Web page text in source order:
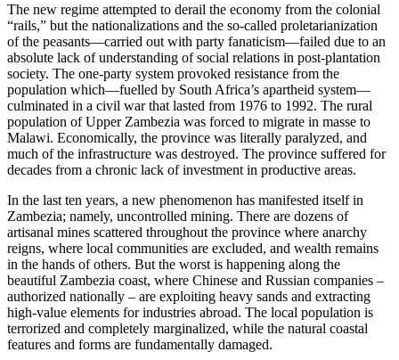
The new regime attempted to derail the economy from the colonial
“rails,” but the nationalizations and the so-called proletarianization
of the peasants—carried out with party fanaticism—failed due to an
absolute lack of understanding of social relations in post-plantation
society. The one-party system provoked resistance from the
population which—fuelled by South Africa’s apartheid system—
culminated in a civil war that lasted from 1976 to 1992. The rural
population of Upper Zambezia was forced to migrate in masse to
Malawi. Economically, the province was literally paralyzed, and
much of the infrastructure was destroyed. The province suffered for
decades from a chronic lack of investment in productive areas.
In the last ten years, a new phenomenon has manifested itself in
Zambezia; namely, uncontrolled mining. There are dozens of
artisanal mines scattered throughout the province where anarchy
reigns, where local communities are excluded, and wealth remains
in the hands of others. But the worst is happening along the
beautiful Zambezia coast, where Chinese and Russian companies –
authorized nationally – are exploiting heavy sands and extracting
high-value elements for industries abroad. The local population is
terrorized and completely marginalized, while the natural coastal
features and forms are fundamentally damaged.